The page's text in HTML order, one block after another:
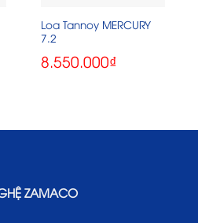
Loa Tannoy MERCURY
7.2
8.550.000₫
ZAMACO